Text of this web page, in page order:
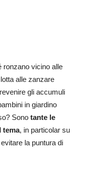
ronzano vicino alle
alle zanzare
gli accumuli
in giardino
Sono tante le
tema, in particolar su
la puntura di